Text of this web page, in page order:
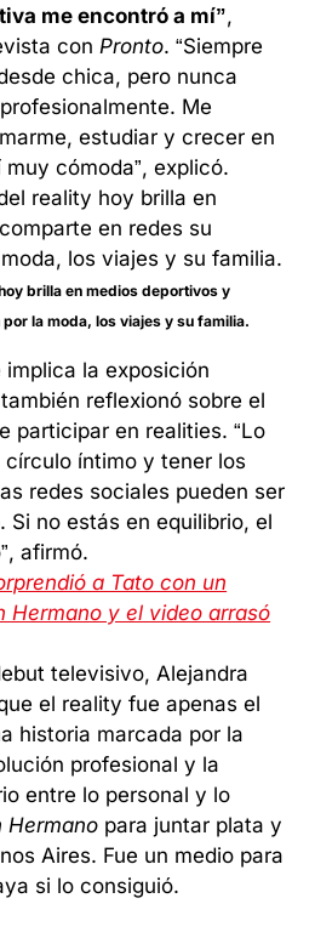
me encontró a mí”,
conPronto. “Siempre
chica, pero nunca
Me
estudiar y crecer en
cómoda”, explicó.
brilla en medios deportivos y
la moda, los viajes y su familia.
la exposición
reflexionó sobre el
participar en realities. “Lo
íntimo y tener los
redes sociales pueden ser
Si no estás en equilibrio, el
afirmó.
a Tato con un
Hermano y el video arrasó
televisivo, Alejandra
el reality fue apenas el
historia marcada por la
profesional y la
entre lo personal y lo
Hermano para juntar plata y
Aires. Fue un medio para
si lo consiguió.